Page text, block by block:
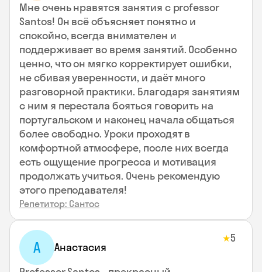
Мне очень нравятся занятия с professor
Santos! Он всё объясняет понятно и
спокойно, всегда внимателен и
поддерживает во время занятий. Особенно
ценно, что он мягко корректирует ошибки,
не сбивая уверенности, и даёт много
разговорной практики. Благодаря занятиям
с ним я перестала бояться говорить на
португальском и наконец начала общаться
более свободно. Уроки проходят в
комфортной атмосфере, после них всегда
есть ощущение прогресса и мотивация
продолжать учиться. Очень рекомендую
этого преподавателя!
Репетитор: Сантос
А Анастасия
★5